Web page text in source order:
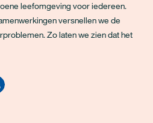
leefomgeving voor iedereen.
versnellen we de
Zo laten we zien dat het